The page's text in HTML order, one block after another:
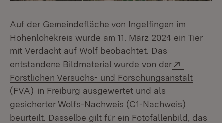
Auf der Gemeindefläche von Ingelfingen im
Hohenlohekreis wurde am 11. März 2024 ein Tier
mit Verdacht auf Wolf beobachtet. Das
entstandene Bildmaterial wurde von der
Forstlichen Versuchs- und Forschungsanstalt
(FVA) (Öffnet in neuem Fenster)
in Freiburg ausgewertet und als
gesicherter Wolfs-Nachweis (C1-Nachweis)
beurteilt. Dasselbe gilt für ein Fotofallenbild, das